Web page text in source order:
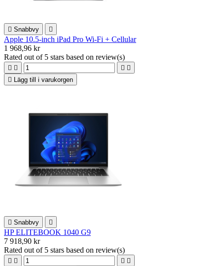
 Snabbvy 
Apple 10.5-inch iPad Pro Wi-Fi + Cellular
1 968,96 kr
Rated out of 5 stars based on review(s)
   

Lägg till i varukorgen
 Snabbvy 
HP ELITEBOOK 1040 G9
7 918,90 kr
Rated out of 5 stars based on review(s)
   